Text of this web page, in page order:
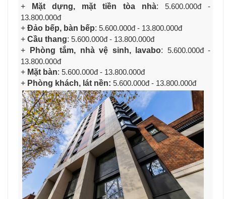
+
Mặt dựng, mặt tiền tòa nhà: 5.600.000đ -
13.800.000đ
+ Đảo bếp, bàn bếp: 5.600.000đ - 13.800.000đ
+ Cầu thang: 5.600.000đ - 13.800.000đ
+
Phòng tắm, nhà vệ sinh, lavabo: 5.600.000đ -
13.800.000đ
+ Mặt bàn: 5.600.000đ - 13.800.000đ
+ Phòng khách, lát nền: 5.600.000đ - 13.800.000đ